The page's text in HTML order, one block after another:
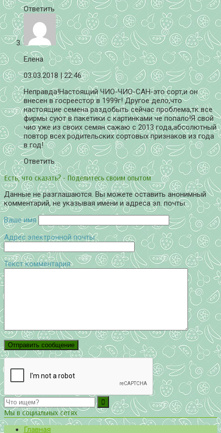
Ответить
Елена
03.03.2018| 22:46
Неправда!Настоящий ЧИО-ЧИО-САН-это сорт,и он
внесен в госреестор в 1999г! Другое дело,что
настоящие семена раздобыть сейчас проблема,тк все
фирмы суют в пакетики с картинками че попало!Я свой
чио уже из своих семян сажаю с 2013 года,абсолютный
повтор всех родительских сортовых признаков из года
в год!
Ответить
Есть, что сказать? - Поделитесь своим опытом
Данные не разглашаются. Вы можете оставить анонимный
комментарий, не указывая имени и адреса эл. почты
Ваше имя
Адрес электронной почты
Текст комментария
Мы в социальных сетях
Главная